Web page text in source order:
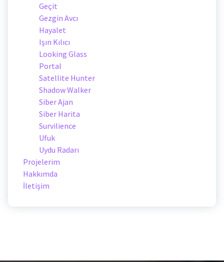
Geçit
Gezgin Avcı
Hayalet
Işın Kılıcı
Looking Glass
Portal
Satellite Hunter
Shadow Walker
Siber Ajan
Siber Harita
Survilience
Ufuk
Uydu Radarı
Projelerim
Hakkımda
İletişim